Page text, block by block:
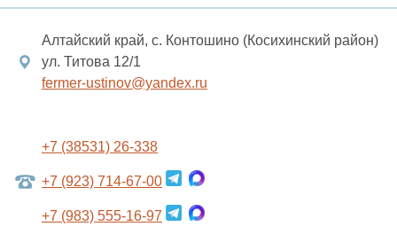
Алтайский край, с. Контошино (Косихинский район)
ул. Титова 12/1
fermer-ustinov@yandex.ru
+7 (38531) 26-338
+7 (923) 714-67-00
+7 (983) 555-16-97